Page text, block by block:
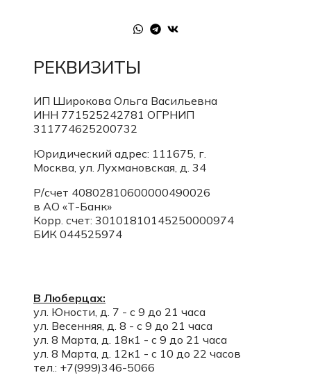
РЕКВИЗИТЫ
ИП Широкова Ольга Васильевна
ИНН 771525242781 ОГРНИП
311774625200732
Юридический адрес: 111675, г.
Москва, ул. Лухмановская, д. 34
Р/счет 40802810600000490026
в АО «Т-Банк»
Корр. счет: 30101810145250000974
БИК 044525974
В Люберцах:
ул. Юности, д. 7 - с 9 до 21 часа
ул. Весенняя, д. 8 - с 9 до 21 часа
ул. 8 Марта, д. 18к1 - с 9 до 21 часа
ул. 8 Марта, д. 12к1 - с 10 до 22 часов
тел.: +7(999)346-5066